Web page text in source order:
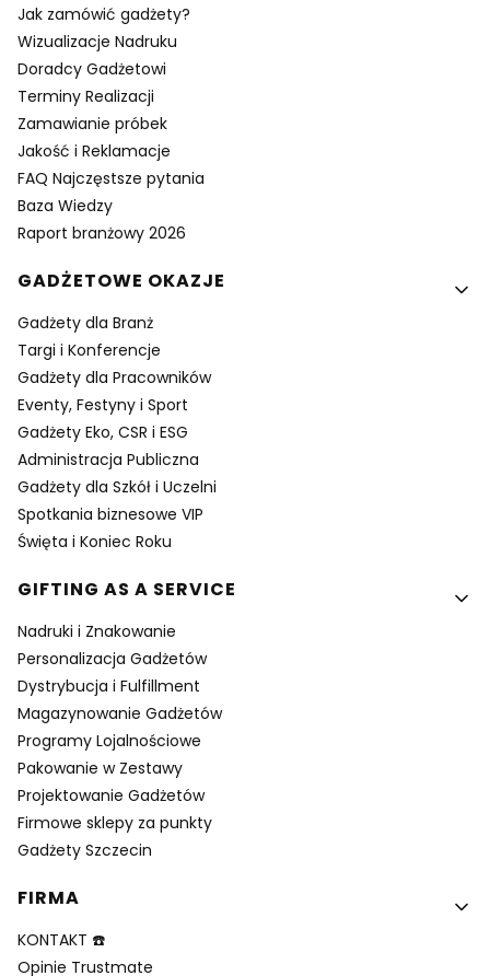
Jak zamówić gadżety?
Wizualizacje Nadruku
Doradcy Gadżetowi
Terminy Realizacji
Zamawianie próbek
Jakość i Reklamacje
FAQ Najczęstsze pytania
Baza Wiedzy
Raport branżowy 2026
GADŻETOWE OKAZJE
Gadżety dla Branż
Targi i Konferencje
Gadżety dla Pracowników
Eventy, Festyny i Sport
Gadżety Eko, CSR i ESG
Administracja Publiczna
Gadżety dla Szkół i Uczelni
Spotkania biznesowe VIP
Święta i Koniec Roku
GIFTING AS A SERVICE
Nadruki i Znakowanie
Personalizacja Gadżetów
Dystrybucja i Fulfillment
Magazynowanie Gadżetów
Programy Lojalnościowe
Pakowanie w Zestawy
Projektowanie Gadżetów
Firmowe sklepy za punkty
Gadżety Szczecin
FIRMA
KONTAKT ☎️
Opinie Trustmate